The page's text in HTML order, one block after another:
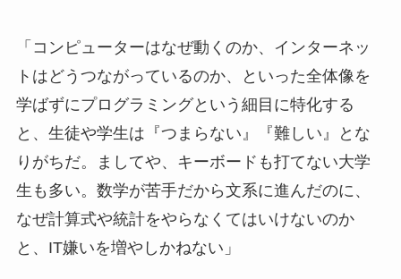
「コンピューターはなぜ動くのか、インターネッ
トはどうつながっているのか、といった全体像を
学ばずにプログラミングという細目に特化する
と、生徒や学生は『つまらない』『難しい』とな
りがちだ。ましてや、キーボードも打てない大学
生も多い。数学が苦手だから文系に進んだのに、
なぜ計算式や統計をやらなくてはいけないのか
と、IT嫌いを増やしかねない」